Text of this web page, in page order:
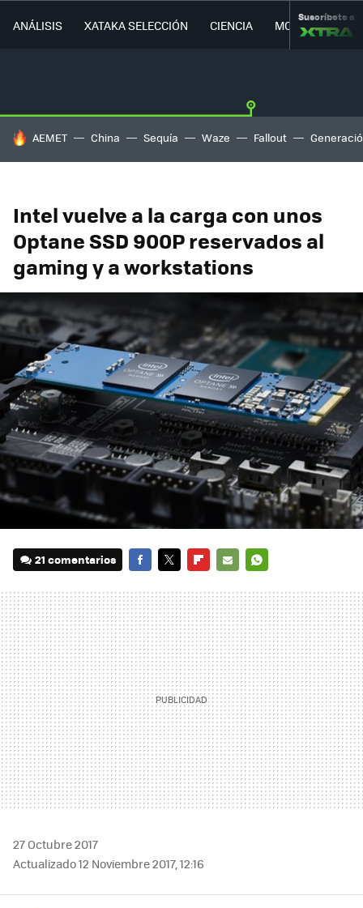
ANÁLISIS XATAKA SELECCIÓN CIENCIA MOVILIDAD
Suscríbete a
HOY SE HABLA DE
AEMET China Sequía Waze Fallout
Intel vuelve a la carga con unos
Optane SSD 900P reservados al
gaming y a workstations
21 comentarios
MAIL
27 Octubre 2017
Actualizado 12 Noviembre 2017, 12:16